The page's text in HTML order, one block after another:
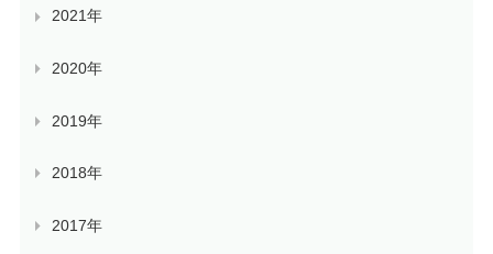
2021年
2020年
2019年
2018年
2017年